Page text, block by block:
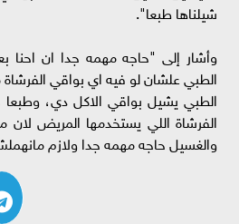
شيلناها طبعا".
وأشار إلى "حاجه مهمه جدا ان احنا
الطبي علشان لو فيه اي بواقي
الطبي يشيل بواقي الاكل دي،
الفرشاة اللي يستخدمها المريض
والغسيل حاجه مهمه جدا ولازم